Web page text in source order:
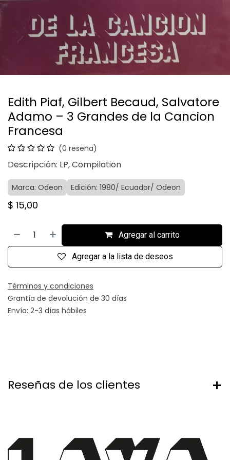
Edith Piaf, Gilbert Becaud, Salvatore
Adamo – 3 Grandes de la Cancion
Francesa
(0 reseña)
Descripción: LP, Compilation
Marca: Odeon Edición: 1980/ Ecuador/ Odeon
$ 15,00
Agregar al carrito
Agregar a la lista de deseos
Términos y condiciones
Grantía de devolución de 30 días
Envío: 2-3 días hábiles
Reseñas de los clientes